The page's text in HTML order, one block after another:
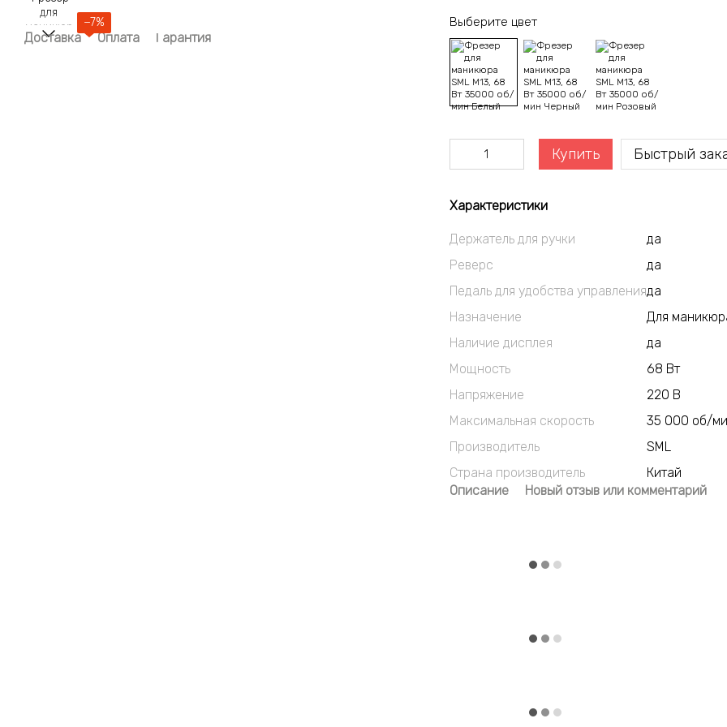
−7%
Доставка Оплата Гарантия
Выберите цвет
Купить Быстрый
Характеристики
Держатель для ручки
да
Реверс
да
Педаль для удобства управленияда
Назначение
Для
Наличие дисплея
да
Мощность
68 Вт
Напряжение
220 В
Максимальная скорость
35 000 об/
Производитель
SML
Страна производитель
Китай
Описание
Новый отзыв или комментарий